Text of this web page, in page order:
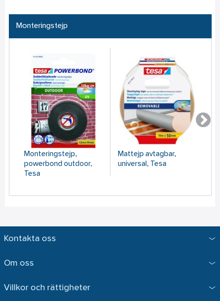
Monteringstejp
Monteringstejp,
powerbond outdoor,
Tesa
Mattejp avtagbar,
universal, Tesa
Kontakta oss
Om oss
Villkor och rättigheter